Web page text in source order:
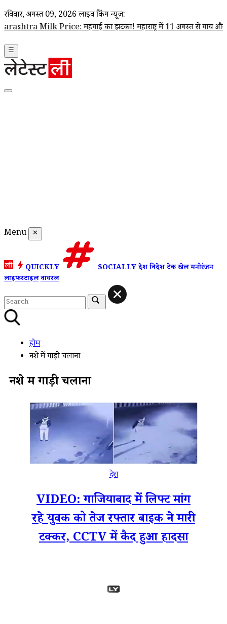
रविवार, अगस्त 09, 2026 लाइव ब्रेकिंग न्यूज़:
Milk Price: महंगाई का झटका! महाराष्ट्र में 11 अगस्त से गाय और भैंस का
☰
Menu ✕
QUICKLY SOCIALLYदेशविदेशटेकखेलमनोरंजन
लाइफस्टाइलवायरल
होम
नशे में गाड़ी चलाना
नशे में गाड़ी चलाना
देश
VIDEO: गाजियाबाद में लिफ्ट मांग
रहे युवक को तेज रफ्तार बाइक ने मारी
टक्कर, CCTV में कैद हुआ हादसा